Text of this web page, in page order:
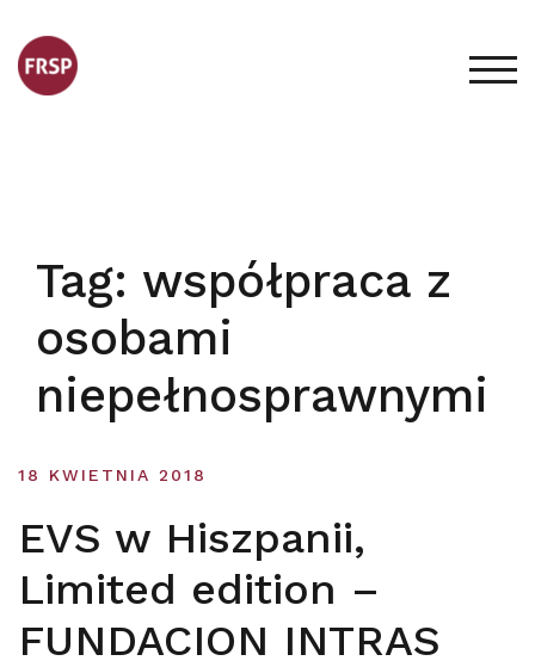
content
Tag: współpraca z
osobami
niepełnosprawnymi
18 KWIETNIA 2018
EVS w Hiszpanii,
Limited edition –
FUNDACION INTRAS